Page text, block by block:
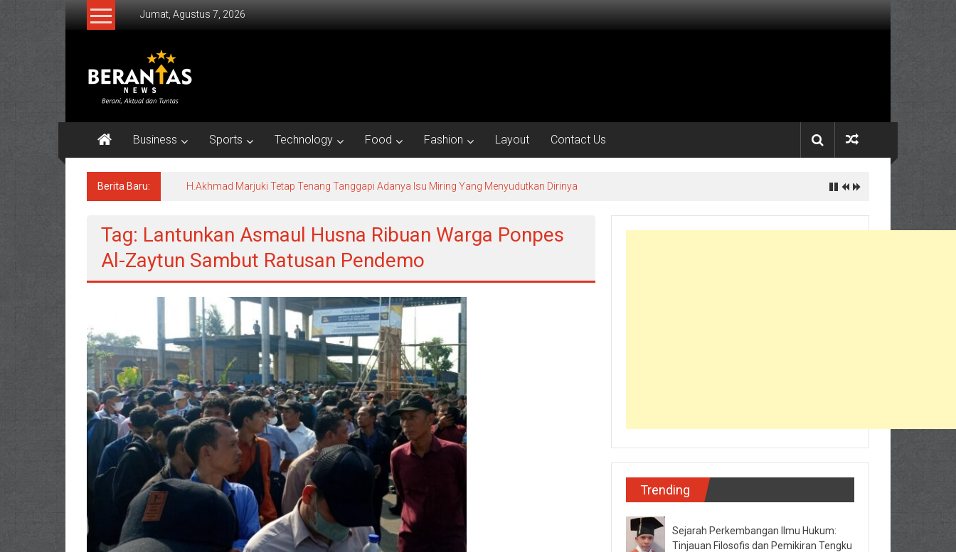
Lompat
Jumat, Agustus 7, 2026
BERANTAS
NEWS
Tuntas.
Business Sports Technology Food Fashion Layout Contact Us
Berita Baru: H.Akhmad Marjuki Tetap Tenang Tanggapi Adanya Isu Miring Yang Menyudutkan Dirinya
Tag: Lantunkan Asmaul Husna Ribuan Warga Ponpes
Al-Zaytun Sambut Ratusan Pendemo
Trending
Sejarah Perkembangan Ilmu Hukum:
Tinjauan Filosofis dan Pemikiran Tengku